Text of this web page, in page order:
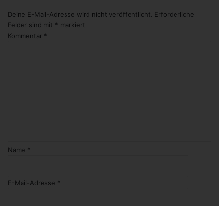
Deine E-Mail-Adresse wird nicht veröffentlicht.
Erforderliche
Felder sind mit * markiert
Kommentar *
Name *
E-Mail-Adresse *